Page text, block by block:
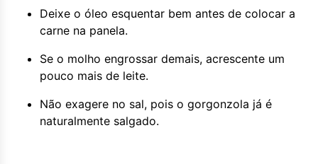
Deixe o óleo esquentar bem antes de colocar a
carne na panela.
Se o molho engrossar demais, acrescente um
pouco mais de leite.
Não exagere no sal, pois o gorgonzola já é
naturalmente salgado.